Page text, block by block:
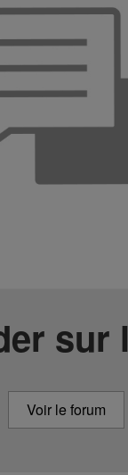
sur
Voir le forum